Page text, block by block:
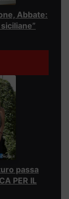
Abbate:
passa
PER IL